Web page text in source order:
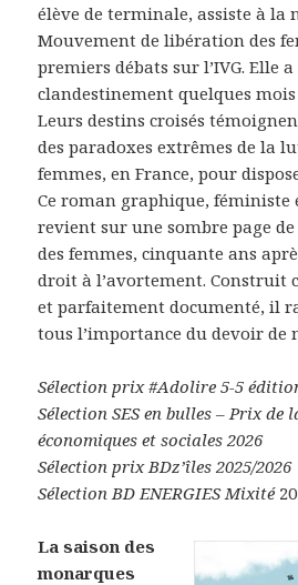
élève de terminale, assiste à la
Mouvement de libération des
premiers débats sur l’IVG. Elle
clandestinement quelques
Leurs destins croisés
des paradoxes extrêmes de la
femmes, en France, pour
Ce roman graphique, féministe
revient sur une sombre page
des femmes, cinquante ans
droit à l’avortement. Construit
et parfaitement documenté, il
tous l’importance du devoir de
Sélection prix #Adolire 5-5
Sélection SES en bulles – Prix de
économiques et sociales 2026
Sélection prix BDz’îles 2025/2026
Sélection BD ENERGIES Mixité
La saison des
monarques